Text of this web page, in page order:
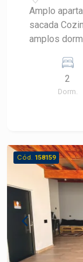
valorizam a
Califórnia Este terreno no Glebas Califórnia
oferece 200
Neto
mercado
Amplo
sacada
amplos
2
Dorm.
Cód. 158159